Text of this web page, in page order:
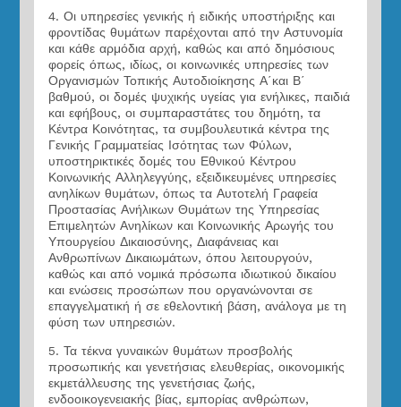
4. Οι υπηρεσίες γενικής ή ειδικής υποστήριξης και
φροντίδας θυμάτων παρέχονται από την Αστυνομία
και κάθε αρμόδια αρχή, καθώς και από δημόσιους
φορείς όπως, ιδίως, οι κοινωνικές υπηρεσίες των
Οργανισμών Τοπικής Αυτοδιοίκησης Α΄και Β΄
βαθμού, οι δομές ψυχικής υγείας για ενήλικες, παιδιά
και εφήβους, οι συμπαραστάτες του δημότη, τα
Κέντρα Κοινότητας, τα συμβουλευτικά κέντρα της
Γενικής Γραμματείας Ισότητας των Φύλων,
υποστηρικτικές δομές του Εθνικού Κέντρου
Κοινωνικής Αλληλεγγύης, εξειδικευμένες υπηρεσίες
ανηλίκων θυμάτων, όπως τα Αυτοτελή Γραφεία
Προστασίας Ανήλικων Θυμάτων της Υπηρεσίας
Επιμελητών Ανηλίκων και Κοινωνικής Αρωγής του
Υπουργείου Δικαιοσύνης, Διαφάνειας και
Ανθρωπίνων Δικαιωμάτων, όπου λειτουργούν,
καθώς και από νομικά πρόσωπα ιδιωτικού δικαίου
και ενώσεις προσώπων που οργανώνονται σε
επαγγελματική ή σε εθελοντική βάση, ανάλογα με τη
φύση των υπηρεσιών.
5. Τα τέκνα γυναικών θυμάτων προσβολής
προσωπικής και γενετήσιας ελευθερίας, οικονομικής
εκμετάλλευσης της γενετήσιας ζωής,
ενδοοικογενειακής βίας, εμπορίας ανθρώπων,